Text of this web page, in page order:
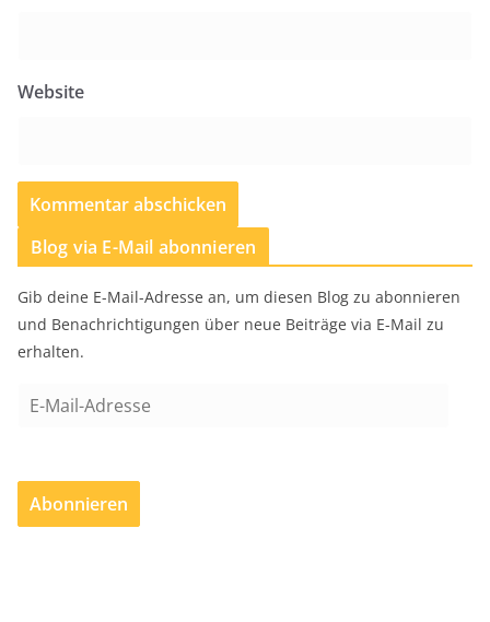
Website
Blog via E-Mail abonnieren
Gib deine E-Mail-Adresse an, um diesen Blog zu abonnieren
und Benachrichtigungen über neue Beiträge via E-Mail zu
erhalten.
a
l
Abonnieren